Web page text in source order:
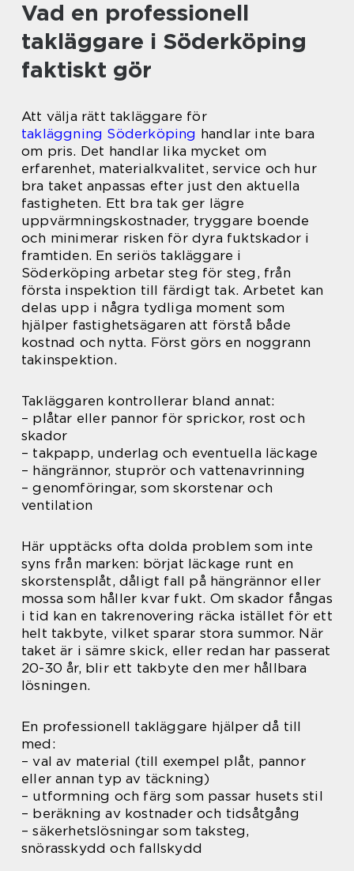
Vad en professionell
takläggare i Söderköping
faktiskt gör
Att välja rätt takläggare för
takläggning Söderköping handlar inte bara
om pris. Det handlar lika mycket om
erfarenhet, materialkvalitet, service och hur
bra taket anpassas efter just den aktuella
fastigheten. Ett bra tak ger lägre
uppvärmningskostnader, tryggare boende
och minimerar risken för dyra fuktskador i
framtiden. En seriös takläggare i
Söderköping arbetar steg för steg, från
första inspektion till färdigt tak. Arbetet kan
delas upp i några tydliga moment som
hjälper fastighetsägaren att förstå både
kostnad och nytta. Först görs en noggrann
takinspektion.
Takläggaren kontrollerar bland annat:
– plåtar eller pannor för sprickor, rost och
skador
– takpapp, underlag och eventuella läckage
– hängrännor, stuprör och vattenavrinning
– genomföringar, som skorstenar och
ventilation
Här upptäcks ofta dolda problem som inte
syns från marken: börjat läckage runt en
skorstensplåt, dåligt fall på hängrännor eller
mossa som håller kvar fukt. Om skador fångas
i tid kan en takrenovering räcka istället för ett
helt takbyte, vilket sparar stora summor. När
taket är i sämre skick, eller redan har passerat
20-30 år, blir ett takbyte den mer hållbara
lösningen.
En professionell takläggare hjälper då till
med:
– val av material (till exempel plåt, pannor
eller annan typ av täckning)
– utformning och färg som passar husets stil
– beräkning av kostnader och tidsåtgång
– säkerhetslösningar som taksteg,
snörasskydd och fallskydd